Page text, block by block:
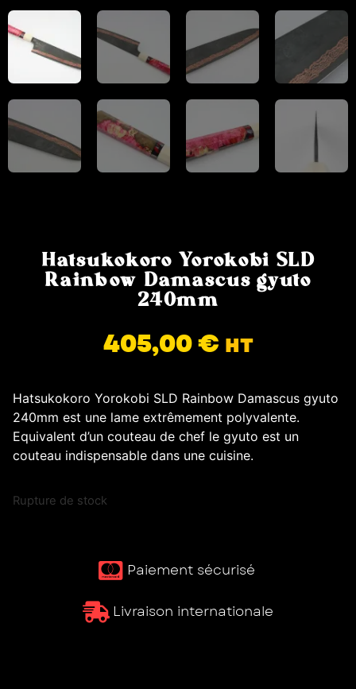
Hatsukokoro Yorokobi SLD
Rainbow Damascus gyuto
240mm
405,00€ HT
Hatsukokoro Yorokobi SLD Rainbow Damascus gyuto
240mm est une lame extrêmement polyvalente.
Equivalent d’un couteau de chef le gyuto est un
couteau indispensable dans une cuisine.
Rupture de stock
Paiement sécurisé ​
Livraison internationale